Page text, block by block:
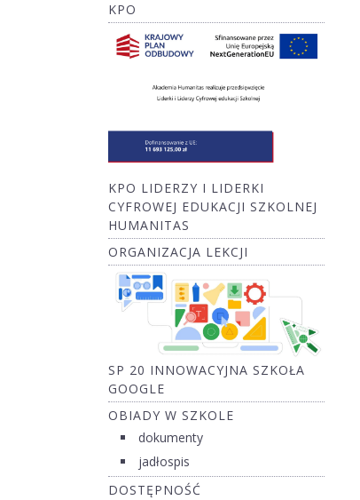
KPO
KPO LIDERZY I LIDERKI
CYFROWEJ EDUKACJI SZKOLNEJ
HUMANITAS
ORGANIZACJA LEKCJI
SP 20 INNOWACYJNA SZKOŁA
GOOGLE
OBIADY W SZKOLE
dokumenty
jadłospis
DOSTĘPNOŚĆ